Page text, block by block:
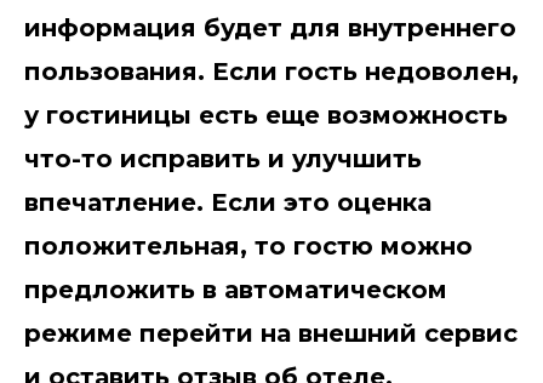
информация будет для внутреннего
пользования. Если гость недоволен,
у гостиницы есть еще возможность
что-то исправить и улучшить
впечатление. Если это оценка
положительная, то гостю можно
предложить в автоматическом
режиме перейти на внешний сервис
и оставить отзыв об отеле.